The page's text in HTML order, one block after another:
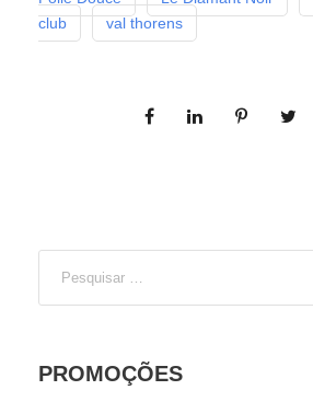
club
val thorens
PROMOÇÕES